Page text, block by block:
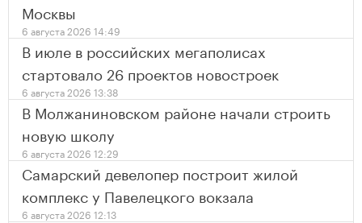
Москвы
6 августа 2026 14:49
В июле в российских мегаполисах
стартовало 26 проектов новостроек
6 августа 2026 13:38
В Молжаниновском районе начали строить
новую школу
6 августа 2026 12:29
Самарский девелопер построит жилой
комплекс у Павелецкого вокзала
6 августа 2026 12:13